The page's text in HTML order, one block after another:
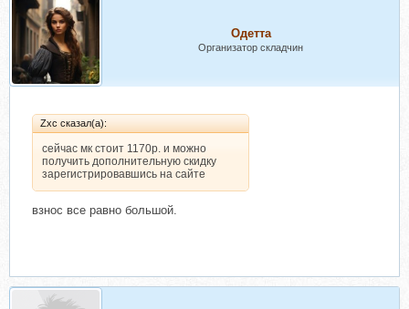
Одетта
Организатор складчин
Zxc сказал(а):
сейчас мк стоит 1170р. и можно
получить дополнительную скидку
зарегистрировавшись на сайте
взнос все равно большой.